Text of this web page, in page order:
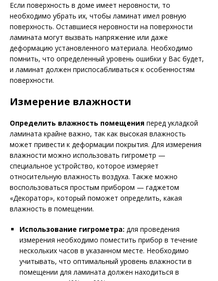
Если поверхность в доме имеет неровности, то
необходимо убрать их, чтобы ламинат имел ровную
поверхность. Оставшиеся неровности на поверхности
ламината могут вызвать напряжение или даже
деформацию установленного материала. Необходимо
помнить, что определенный уровень ошибки у Вас будет,
и ламинат должен приспосабливаться к особенностям
поверхности.
Измерение влажности
Определить влажность помещения перед укладкой
ламината крайне важно, так как высокая влажность
может привести к деформации покрытия. Для измерения
влажности можно использовать гигрометр —
специальное устройство, которое измеряет
относительную влажность воздуха. Также можно
воспользоваться простым прибором — гаджетом
«Декоратор», который поможет определить, какая
влажность в помещении.
Использование гигрометра: для проведения
измерения необходимо поместить прибор в течение
нескольких часов в указанном месте. Необходимо
учитывать, что оптимальный уровень влажности в
помещении для ламината должен находиться в